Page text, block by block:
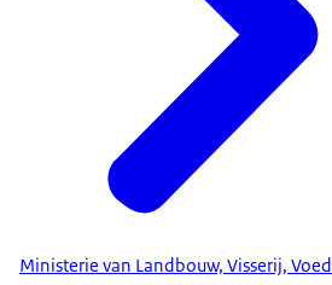
Ministerie van Landbouw, Visserij,